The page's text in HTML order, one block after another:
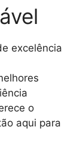
excelência
o
aqui para